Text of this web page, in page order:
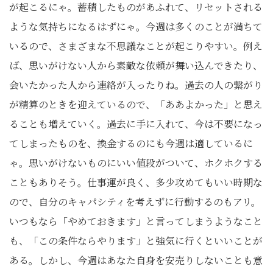
が起こるにゃ。蓄積したものがあふれて、リセットされる
ような気持ちになるはずにゃ。今週は多くのことが満ちて
いるので、さまざまな不思議なことが起こりやすい。例え
ば、思いがけない人から素敵な依頼が舞い込んできたり、
会いたかった人から連絡が入ったりね。過去の人の繋がり
が精算のときを迎えているので、「ああよかった」と思え
ることも増えていく。過去に手に入れて、今は不要になっ
てしまったものを、換金するのにも今週は適しているに
ゃ。思いがけないものにいい値段がついて、ホクホクする
こともありそう。仕事運が良く、多少攻めてもいい時期な
ので、自分のキャパシティを考えずに行動するのもアリ。
いつもなら「やめておきます」と言ってしまうようなこと
も、「この条件ならやります」と強気に行くといいことが
ある。しかし、今週はあなた自身を安売りしないことも意